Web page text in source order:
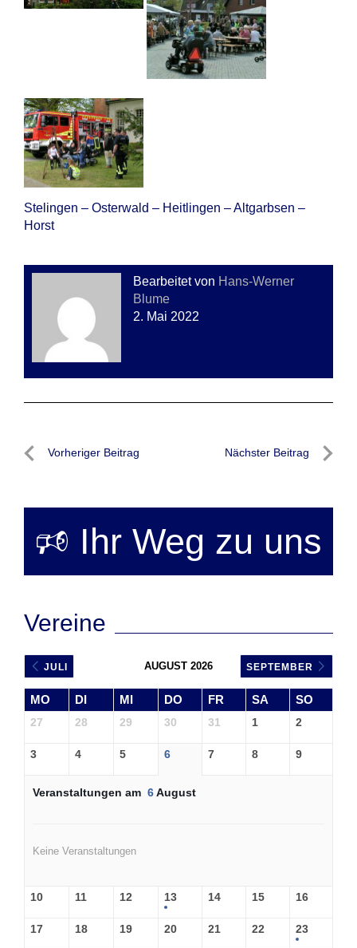
Stelingen – Osterwald – Heitlingen – Altgarbsen –
Horst
Bearbeitet von Hans-Werner
Blume
2. Mai 2022
Beitragsnavigation
Vorheriger Beitrag Nächster Beitrag
🕫 Ihr Weg zu uns
Vereine
JULI AUGUST 2026 SEPTEMBER
MO DI MI DO FR SA SO
27 28 29 30 31 1 2
3 4 5 6 7 8 9
Veranstaltungen am 6August
Keine Veranstaltungen
10 11 12 13 14 15 16
17 18 19 20 21 22 23